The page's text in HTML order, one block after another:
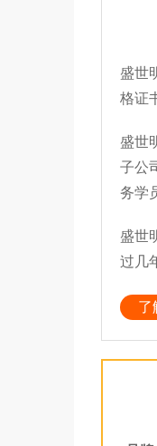
盛世
格证
盛世
子公
务学
盛世
过几
了